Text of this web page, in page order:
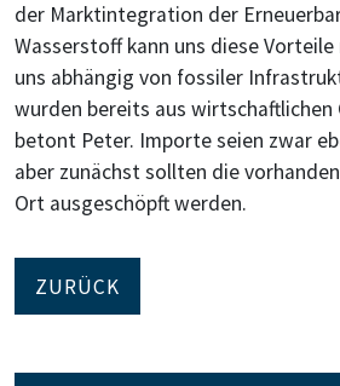
der Marktintegration der
Wasserstoff kann uns diese
uns abhängig von fossiler
wurden bereits aus wirtschaftlichen
betont Peter. Importe seien zwar
aber zunächst sollten die
Ort ausgeschöpft werden.
ZURÜCK